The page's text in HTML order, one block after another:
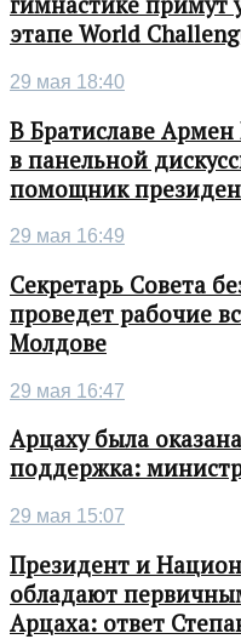
этапе World
29 мая 18:40
В Братиславе
в панельной
помощник
29 мая 16:49
Секретарь Совета
проведет рабочие
Молдове
29 мая 16:47
Арцаху была
поддержка:
29 мая 15:07
Президент и
обладают
Арцаха: ответ